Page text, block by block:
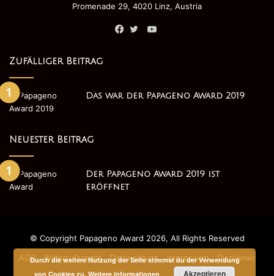
Alice im Wunderland
Name: Nina Hafner
Promenade 29, 4020 Linz, Austria
YouTube
Zufälliger Beitrag
Das war der Papageno Award 2019
Neuester Beitrag
Der Papageno Award 2019 ist
eröffnet
© Copyright Papageno Award 2026, All Rights Reserved
AGB
Widerrufsrecht Datenschutz Impressum Disclaimer
Durch die weitere Nutzung der Seite stimmst du der Verwendung
von Cookies zu.Weitere Informationen Akzeptieren